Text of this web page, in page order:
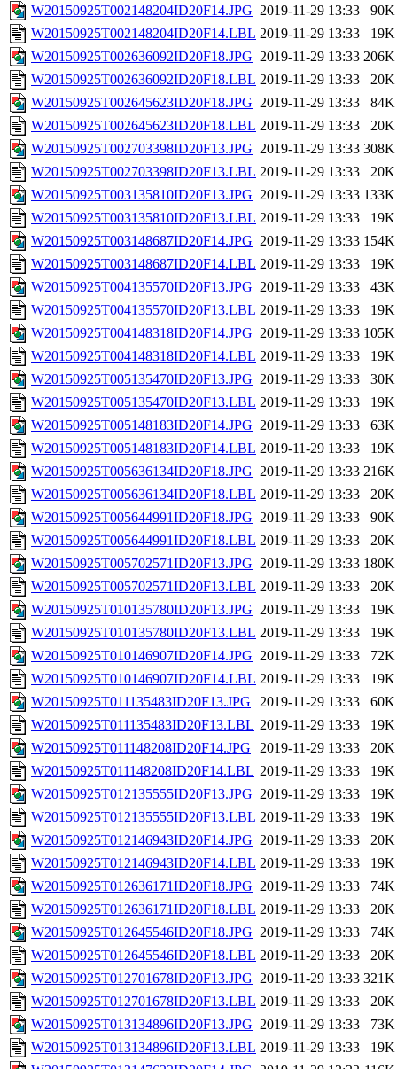
W20150925T002148204ID20F14.JPG 2019-11-29 13:33
90K
W20150925T002148204ID20F14.LBL 2019-11-29 13:33
19K
W20150925T002636092ID20F18.JPG 2019-11-29 13:33 206K
W20150925T002636092ID20F18.LBL 2019-11-29 13:33
20K
W20150925T002645623ID20F18.JPG 2019-11-29 13:33
84K
W20150925T002645623ID20F18.LBL 2019-11-29 13:33
20K
W20150925T002703398ID20F13.JPG 2019-11-29 13:33 308K
W20150925T002703398ID20F13.LBL 2019-11-29 13:33
20K
W20150925T003135810ID20F13.JPG 2019-11-29 13:33 133K
W20150925T003135810ID20F13.LBL 2019-11-29 13:33
19K
W20150925T003148687ID20F14.JPG 2019-11-29 13:33 154K
W20150925T003148687ID20F14.LBL 2019-11-29 13:33
19K
W20150925T004135570ID20F13.JPG 2019-11-29 13:33
43K
W20150925T004135570ID20F13.LBL 2019-11-29 13:33
19K
W20150925T004148318ID20F14.JPG 2019-11-29 13:33 105K
W20150925T004148318ID20F14.LBL 2019-11-29 13:33
19K
W20150925T005135470ID20F13.JPG 2019-11-29 13:33
30K
W20150925T005135470ID20F13.LBL 2019-11-29 13:33
19K
W20150925T005148183ID20F14.JPG 2019-11-29 13:33
63K
W20150925T005148183ID20F14.LBL 2019-11-29 13:33
19K
W20150925T005636134ID20F18.JPG 2019-11-29 13:33 216K
W20150925T005636134ID20F18.LBL 2019-11-29 13:33
20K
W20150925T005644991ID20F18.JPG 2019-11-29 13:33
90K
W20150925T005644991ID20F18.LBL 2019-11-29 13:33
20K
W20150925T005702571ID20F13.JPG 2019-11-29 13:33 180K
W20150925T005702571ID20F13.LBL 2019-11-29 13:33
20K
W20150925T010135780ID20F13.JPG 2019-11-29 13:33
19K
W20150925T010135780ID20F13.LBL 2019-11-29 13:33
19K
W20150925T010146907ID20F14.JPG 2019-11-29 13:33
72K
W20150925T010146907ID20F14.LBL 2019-11-29 13:33
19K
W20150925T011135483ID20F13.JPG
2019-11-29 13:33
60K
W20150925T011135483ID20F13.LBL 2019-11-29 13:33
19K
W20150925T011148208ID20F14.JPG
2019-11-29 13:33
20K
W20150925T011148208ID20F14.LBL 2019-11-29 13:33
19K
W20150925T012135555ID20F13.JPG 2019-11-29 13:33
19K
W20150925T012135555ID20F13.LBL 2019-11-29 13:33
19K
W20150925T012146943ID20F14.JPG 2019-11-29 13:33
20K
W20150925T012146943ID20F14.LBL 2019-11-29 13:33
19K
W20150925T012636171ID20F18.JPG 2019-11-29 13:33
74K
W20150925T012636171ID20F18.LBL 2019-11-29 13:33
20K
W20150925T012645546ID20F18.JPG 2019-11-29 13:33
74K
W20150925T012645546ID20F18.LBL 2019-11-29 13:33
20K
W20150925T012701678ID20F13.JPG 2019-11-29 13:33 321K
W20150925T012701678ID20F13.LBL 2019-11-29 13:33
20K
W20150925T013134896ID20F13.JPG 2019-11-29 13:33
73K
W20150925T013134896ID20F13.LBL 2019-11-29 13:33
19K